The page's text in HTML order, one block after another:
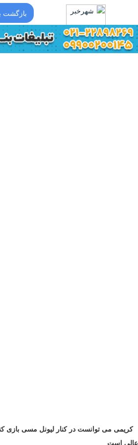
بازگشت
کریمی می توانست در کنار لیونل مسی بازی
عالی است